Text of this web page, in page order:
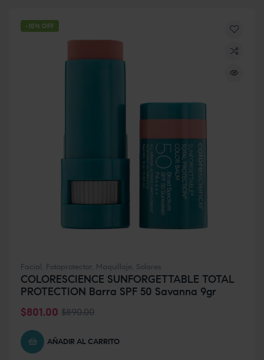
-10% OFF
Facial, Fotoprotector, Maquillaje, Solares
COLORESCIENCE SUNFORGETTABLE TOTAL
PROTECTION Barra SPF 50 Savanna 9gr
$890.00
$801.00
AÑADIR AL CARRITO